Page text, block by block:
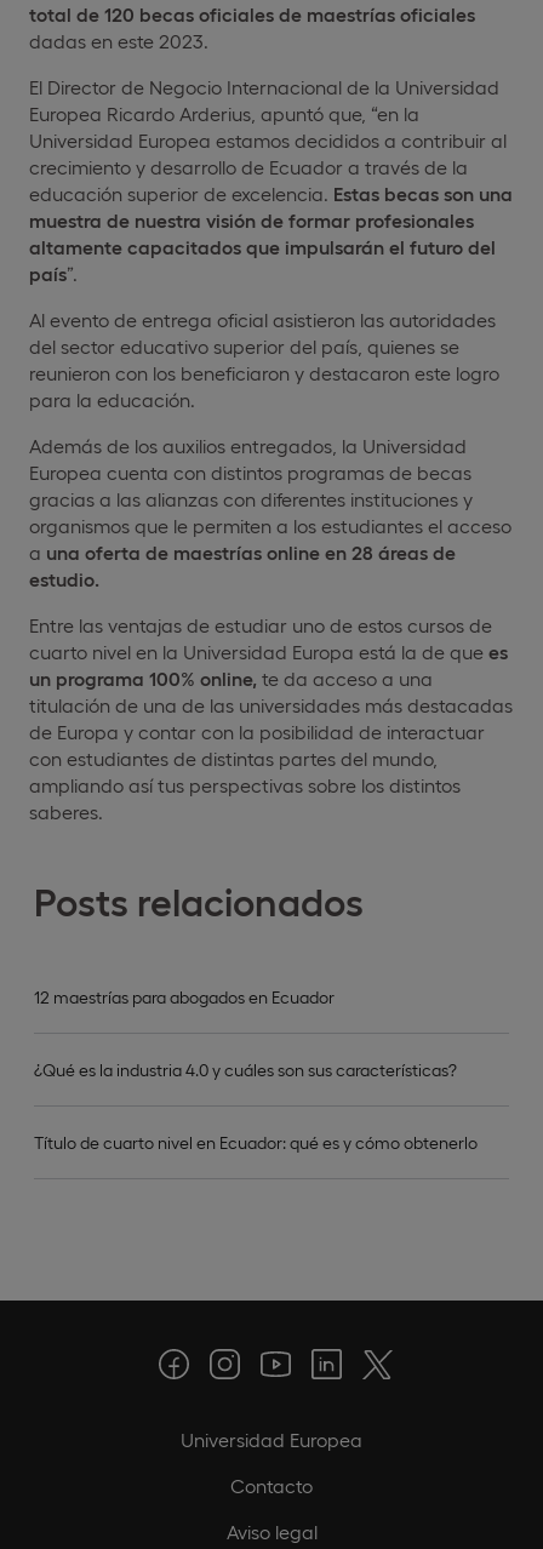
Posts relacionados
12 maestrías para abogados en Ecuador
¿Qué es la industria 4.0 y cuáles son sus características?
Título de cuarto nivel en Ecuador: qué es y cómo obtenerlo
total de 120 becas oficiales de maestrías oficiales
dadas en este 2023.
El Director de Negocio Internacional de la Universidad
Europea Ricardo Arderius, apuntó que, “en la
Universidad Europea estamos decididos a contribuir al
crecimiento y desarrollo de Ecuador a través de la
educación superior de excelencia. Estas becas son una
muestra de nuestra visión de formar profesionales
altamente capacitados que impulsarán el futuro del
país”.
Al evento de entrega oficial asistieron las autoridades
del sector educativo superior del país, quienes se
reunieron con los beneficiaron y destacaron este logro
para la educación.
Además de los auxilios entregados, la Universidad
Europea cuenta con distintos programas de becas
gracias a las alianzas con diferentes instituciones y
organismos que le permiten a los estudiantes el acceso
a una oferta de maestrías online en 28 áreas de
estudio.
Entre las ventajas de estudiar uno de estos cursos de
cuarto nivel en la Universidad Europa está la de que es
un programa 100% online, te da acceso a una
titulación de una de las universidades más destacadas
de Europa y contar con la posibilidad de interactuar
con estudiantes de distintas partes del mundo,
ampliando así tus perspectivas sobre los distintos
saberes.
Universidad Europea
Contacto
Aviso legal